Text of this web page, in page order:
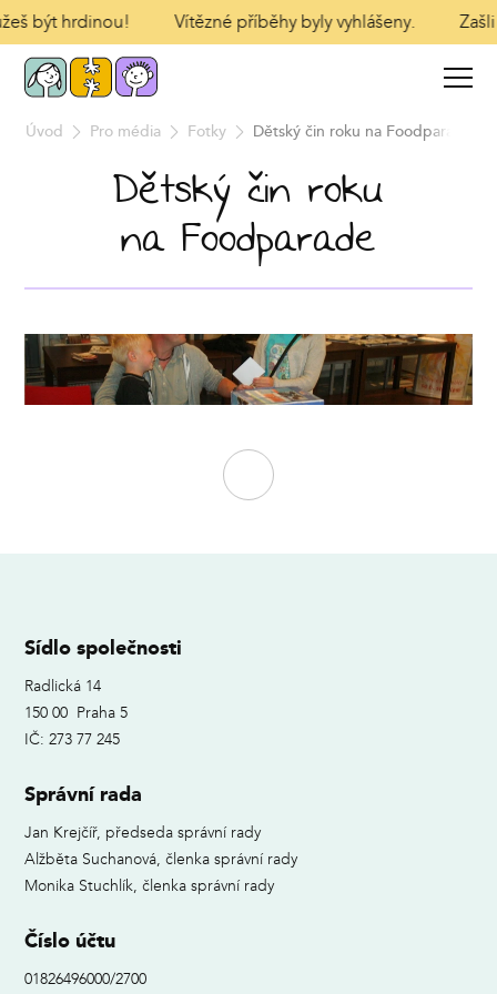
být hrdinou! Vítězné příběhy byly vyhlášeny.
Úvod Pro média Fotky Dětský čin roku na Foodparade
Dětský čin roku
na Foodparade
Sídlo společnosti
Radlická 14
150 00 Praha 5
IČ: 273 77 245
Správní rada
Jan Krejčíř, předseda správní rady
Alžběta Suchanová, členka správní rady
Monika Stuchlík, členka správní rady
Číslo účtu
01826496000/2700